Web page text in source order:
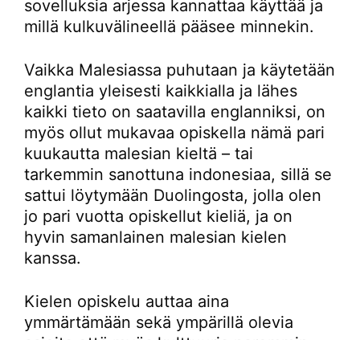
sovelluksia arjessa kannattaa käyttää ja
millä kulkuvälineellä pääsee minnekin.
Vaikka Malesiassa puhutaan ja käytetään
englantia yleisesti kaikkialla ja lähes
kaikki tieto on saatavilla englanniksi, on
myös ollut mukavaa opiskella nämä pari
kuukautta malesian kieltä – tai
tarkemmin sanottuna indonesiaa, sillä se
sattui löytymään Duolingosta, jolla olen
jo pari vuotta opiskellut kieliä, ja on
hyvin samanlainen malesian kielen
kanssa.
Kielen opiskelu auttaa aina
ymmärtämään sekä ympärillä olevia